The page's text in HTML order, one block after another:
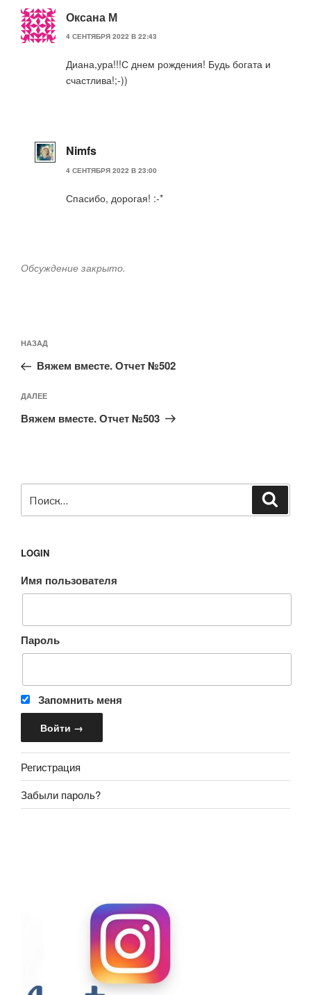
Оксана М
4 СЕНТЯБРЯ 2022 В 22:43
Диана,ура!!!С днем рождения! Будь богата и
счастлива!;-))
Nimfs
4 СЕНТЯБРЯ 2022 В 23:00
Спасибо, дорогая! :-*
Обсуждение закрыто.
по
записям
Предыдущая
запись:
НАЗАД
Вяжем вместе. Отчет №502
Следующая
запись
ДАЛЕЕ
Вяжем вместе. Отчет №503
LOGIN
Имя пользователя
Пароль
Запомнить меня
Регистрация
Забыли пароль?